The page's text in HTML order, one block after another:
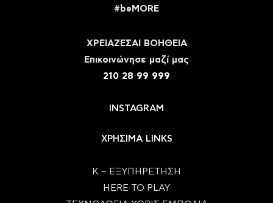
#beMORE
ΧΡΕΙΑΖΕΣΑΙ ΒΟΗΘΕΙΑ
Eπικοινώνησε μαζί μας
210 28 99 999
INSTAGRAM
ΧΡΗΣΙΜΑ LINKS
Κ – ΕΞΥΠΗΡΕΤΗΣΗ
HERE TO PLAY